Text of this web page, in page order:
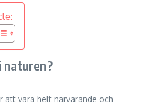
naturen?
att vara helt närvarande och